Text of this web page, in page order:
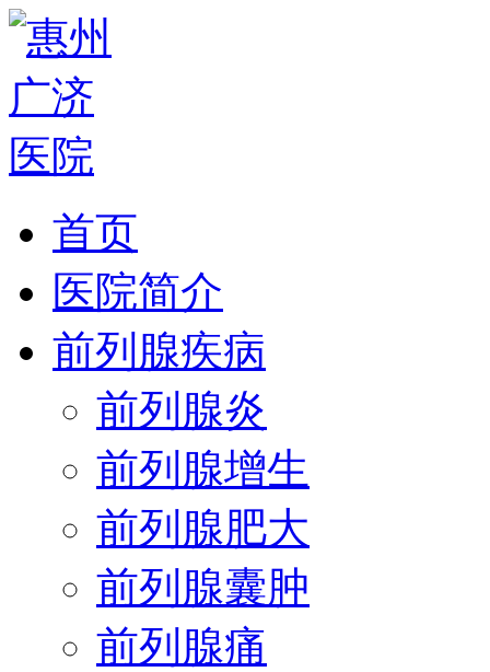
首页
医院简介
前列腺疾病
前列腺炎
前列腺增生
前列腺肥大
前列腺囊肿
前列腺痛